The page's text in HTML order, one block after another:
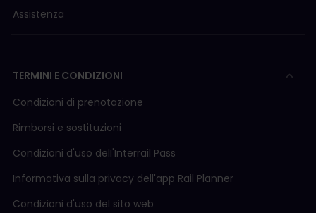
Assistenza
TERMINI E CONDIZIONI
Condizioni di prenotazione
Rimborsi e sostituzioni
Condizioni d'uso delI'Interrail Pass
Informativa sulla privacy dell'app Rail Planner
Condizioni d'uso del sito web